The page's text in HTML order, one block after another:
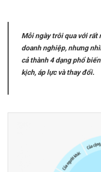
Mỗi ngày trôi qua với rất
doanh nghiệp, nhưng
cả thành 4 dạng phổ
kịch, áp lực và thay đổi.